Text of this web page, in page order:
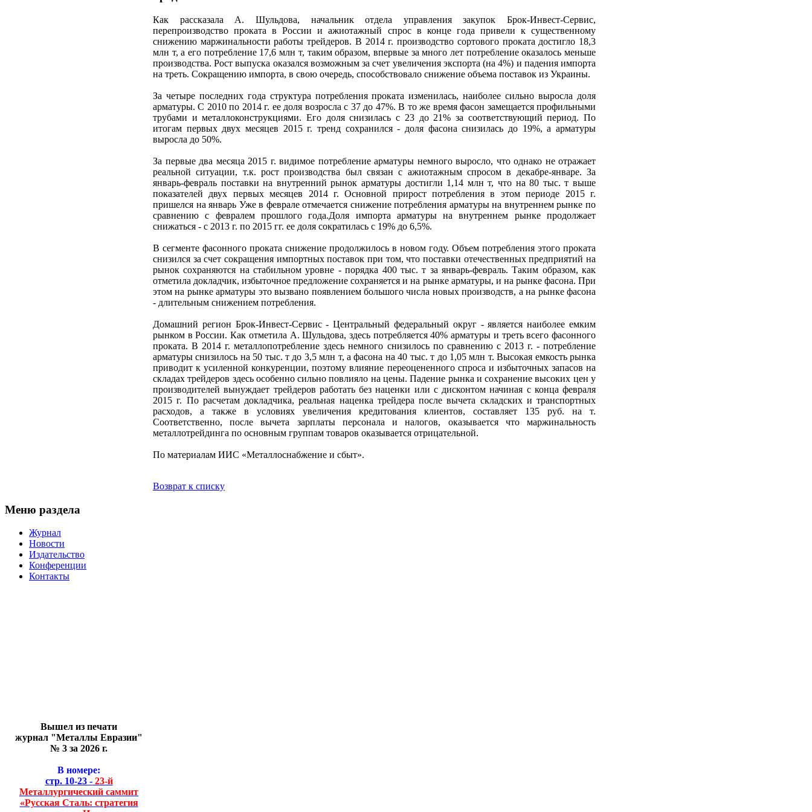
Как рассказала А. Шульдова, начальник отдела управления закупок Брок-Инвест-Сервис,
перепроизводство проката в России и ажиотажный спрос в конце года привели к существенному
снижению маржинальности работы трейдеров. В 2014 г. производство сортового проката достигло 18,3
млн т, а его потребление 17,6 млн т, таким образом, впервые за много лет потребление оказалось меньше
производства. Рост выпуска оказался возможным за счет увеличения экспорта (на 4%) и падения импорта
на треть. Сокращению импорта, в свою очередь, способствовало снижение объема поставок из Украины.
За четыре последних года структура потребления проката изменилась, наиболее сильно выросла доля
арматуры. С 2010 по 2014 г. ее доля возросла с 37 до 47%. В то же время фасон замещается профильными
трубами и металлоконструкциями. Его доля снизилась с 23 до 21% за соответствующий период. По
итогам первых двух месяцев 2015 г. тренд сохранился - доля фасона снизилась до 19%, а арматуры
выросла до 50%.
За первые два месяца 2015 г. видимое потребление арматуры немного выросло, что однако не отражает
реальной ситуации, т.к. рост производства был связан с ажиотажным спросом в декабре-январе. За
январь-февраль поставки на внутренний рынок арматуры достигли 1,14 млн т, что на 80 тыс. т выше
показателей двух первых месяцев 2014 г. Основной прирост потребления в этом периоде 2015 г.
пришелся на январь Уже в феврале отмечается снижение потребления арматуры на внутреннем рынке по
сравнению с февралем прошлого года.Доля импорта арматуры на внутреннем рынке продолжает
снижаться - с 2013 г. по 2015 гг. ее доля сократилась с 19% до 6,5%.
В сегменте фасонного проката снижение продолжилось в новом году. Объем потребления этого проката
снизился за счет сокращения импортных поставок при том, что поставки отечественных предприятий на
рынок сохраняются на стабильном уровне - порядка 400 тыс. т за январь-февраль. Таким образом, как
отметила докладчик, избыточное предложение сохраняется и на рынке арматуры, и на рынке фасона. При
этом на рынке арматуры это вызвано появлением большого числа новых производств, а на рынке фасона
- длительным снижением потребления.
Домашний регион Брок-Инвест-Сервис - Центральный федеральный округ - является наиболее емким
рынком в России. Как отметила А. Шульдова, здесь потребляется 40% арматуры и треть всего фасонного
проката. В 2014 г. металлопотребление здесь немного снизилось по сравнению с 2013 г. - потребление
арматуры снизилось на 50 тыс. т до 3,5 млн т, а фасона на 40 тыс. т до 1,05 млн т. Высокая емкость рынка
приводит к усиленной конкуренции, поэтому влияние переоцененного спроса и избыточных запасов на
складах трейдеров здесь особенно сильно повлияло на цены. Падение рынка и сохранение высоких цен у
производителей вынуждает трейдеров работать без наценки или с дисконтом начиная с конца февраля
2015 г. По расчетам докладчика, реальная наценка трейдера после вычета складских и транспортных
расходов, а также в условиях увеличения кредитования клиентов, составляет 135 руб. на т.
Соответственно, после вычета зарплаты персонала и налогов, оказывается что маржинальность
металлотрейдинга по основным группам товаров оказывается отрицательной.
По материалам ИИС «Металлоснабжение и сбыт».
Возврат к списку
Меню раздела
Журнал
Новости
Издательство
Конференции
Контакты
Вышел из печати
журнал "Металлы Евразии"
№ 3 за 2026 г.
В номере:
стр. 10-23 -23-й
Металлургический саммит
«Русская Сталь: стратегия